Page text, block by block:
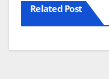
Related Post